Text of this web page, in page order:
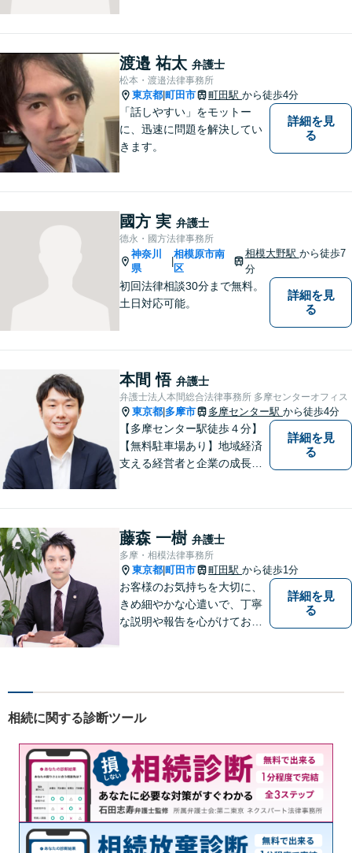
したいことを整理しながら導
き出します。
渡邉 祐太 弁護士
松本・渡邉法律事務所
東京都 町田市 町田駅 から徒歩4分
「話しやすい」をモットー
に、迅速に問題を解決してい
きます。
詳細を見
る
國方 実 弁護士
德永・國方法律事務所
神奈川
県
相模原市南
区
相模大野駅 から徒歩7
分
初回法律相談30分まで無料。
土日対応可能。
詳細を見
る
本間 悟 弁護士
弁護士法人本間総合法律事務所 多摩センターオフィス
東京都 多摩市 多摩センター駅 から徒歩4分
【多摩センター駅徒歩４分】
【無料駐車場あり】地域経済
支える経営者と企業の成長を
事故、相続、成年後見、不動
産など幅広く法律問題に対応
しますので、お気軽にご相談
を。
詳細を見
る
藤森 一樹 弁護士
多摩・相模法律事務所
東京都 町田市 町田駅 から徒歩1分
お客様のお気持ちを大切に、
きめ細やかな心遣いで、丁寧
な説明や報告を心がけており
い相手方でもスムーズに解決
詳細を見
る
相続に関する診断ツール